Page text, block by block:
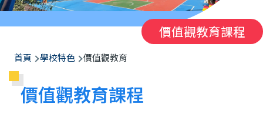
價值觀教育課程
導
航
連
首頁 學校特色 價值觀教育
價值觀教育課程